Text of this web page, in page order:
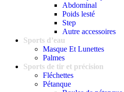
Abdominal
Poids lesté
Step
Autre accessoires
Sports d’eau
Masque Et Lunettes
Palmes
Sports de tir et précision
Fléchettes
Pétanque